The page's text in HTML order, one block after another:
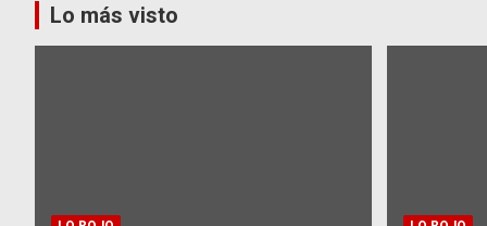
Lo más visto